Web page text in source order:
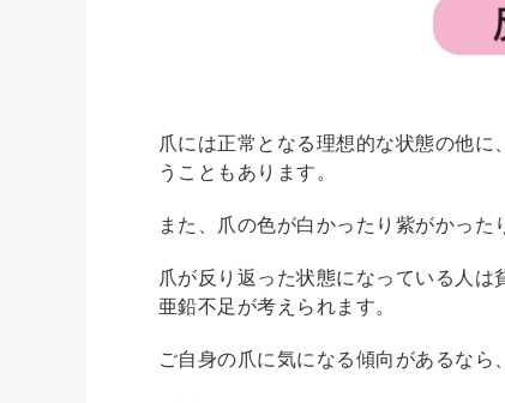
爪には正常となる理想的な状態の他
うこともあります。
また、爪の色が白かったり紫がかった
爪が反り返った状態になっている人
亜鉛不足が考えられます。
ご自身の爪に気になる傾向があるなら